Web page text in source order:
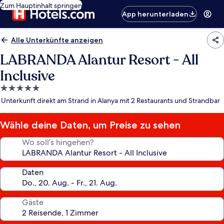
Zum Hauptinhalt springen
App herunterladen
Alle Unterkünfte anzeigen
LABRANDA Alantur Resort - All
Inclusive
5.0-
Sterne-
Unterkunft direkt am Strand in Alanya mit 2 Restaurants und Strandbar
Wähle deine Daten, um Preise zu sehen
Wo soll’s hingehen?
Daten
Gäste